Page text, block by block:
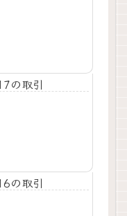
の取引
の取引